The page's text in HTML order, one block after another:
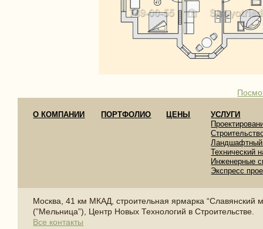
О КОМПАНИИ ПОРТФОЛИО ЦЕНЫ
УСЛУГИ
Ландшафтный
Технический
Инженерные
Экспресс
Москва, 41 км МКАД, строительная ярмарка “Славянский
(”Мельница”), Центр Новых Технологий в Строительстве.
Все контакты